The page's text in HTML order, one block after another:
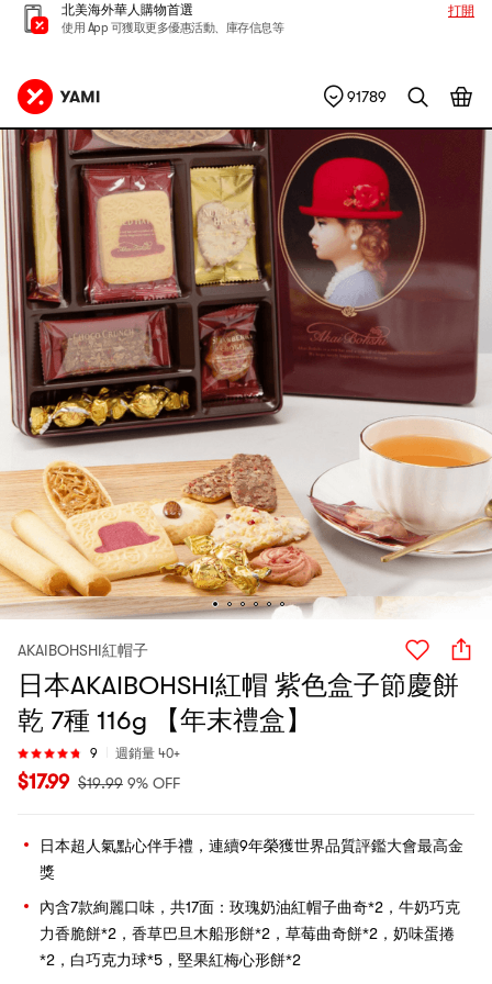
北美海外華人購物首選
使用 App 可獲取更多優惠活動、庫存信息等
打開
91789
AKAIBOHSHI紅帽子
日本AKAIBOHSHI紅帽 紫色盒子節慶餅
乾 7種 116g 【年末禮盒】
9 週銷量 40+
$17.99 $19.99 9% OFF
日本超人氣點心伴手禮，連續9年榮獲世界品質評鑑大會最高金
獎
內含7款絢麗口味，共17面：玫瑰奶油紅帽子曲奇*2，牛奶巧克
力香脆餅*2，香草巴旦木船形餅*2，草莓曲奇餅*2，奶味蛋捲
*2，白巧克力球*5，堅果紅梅心形餅*2